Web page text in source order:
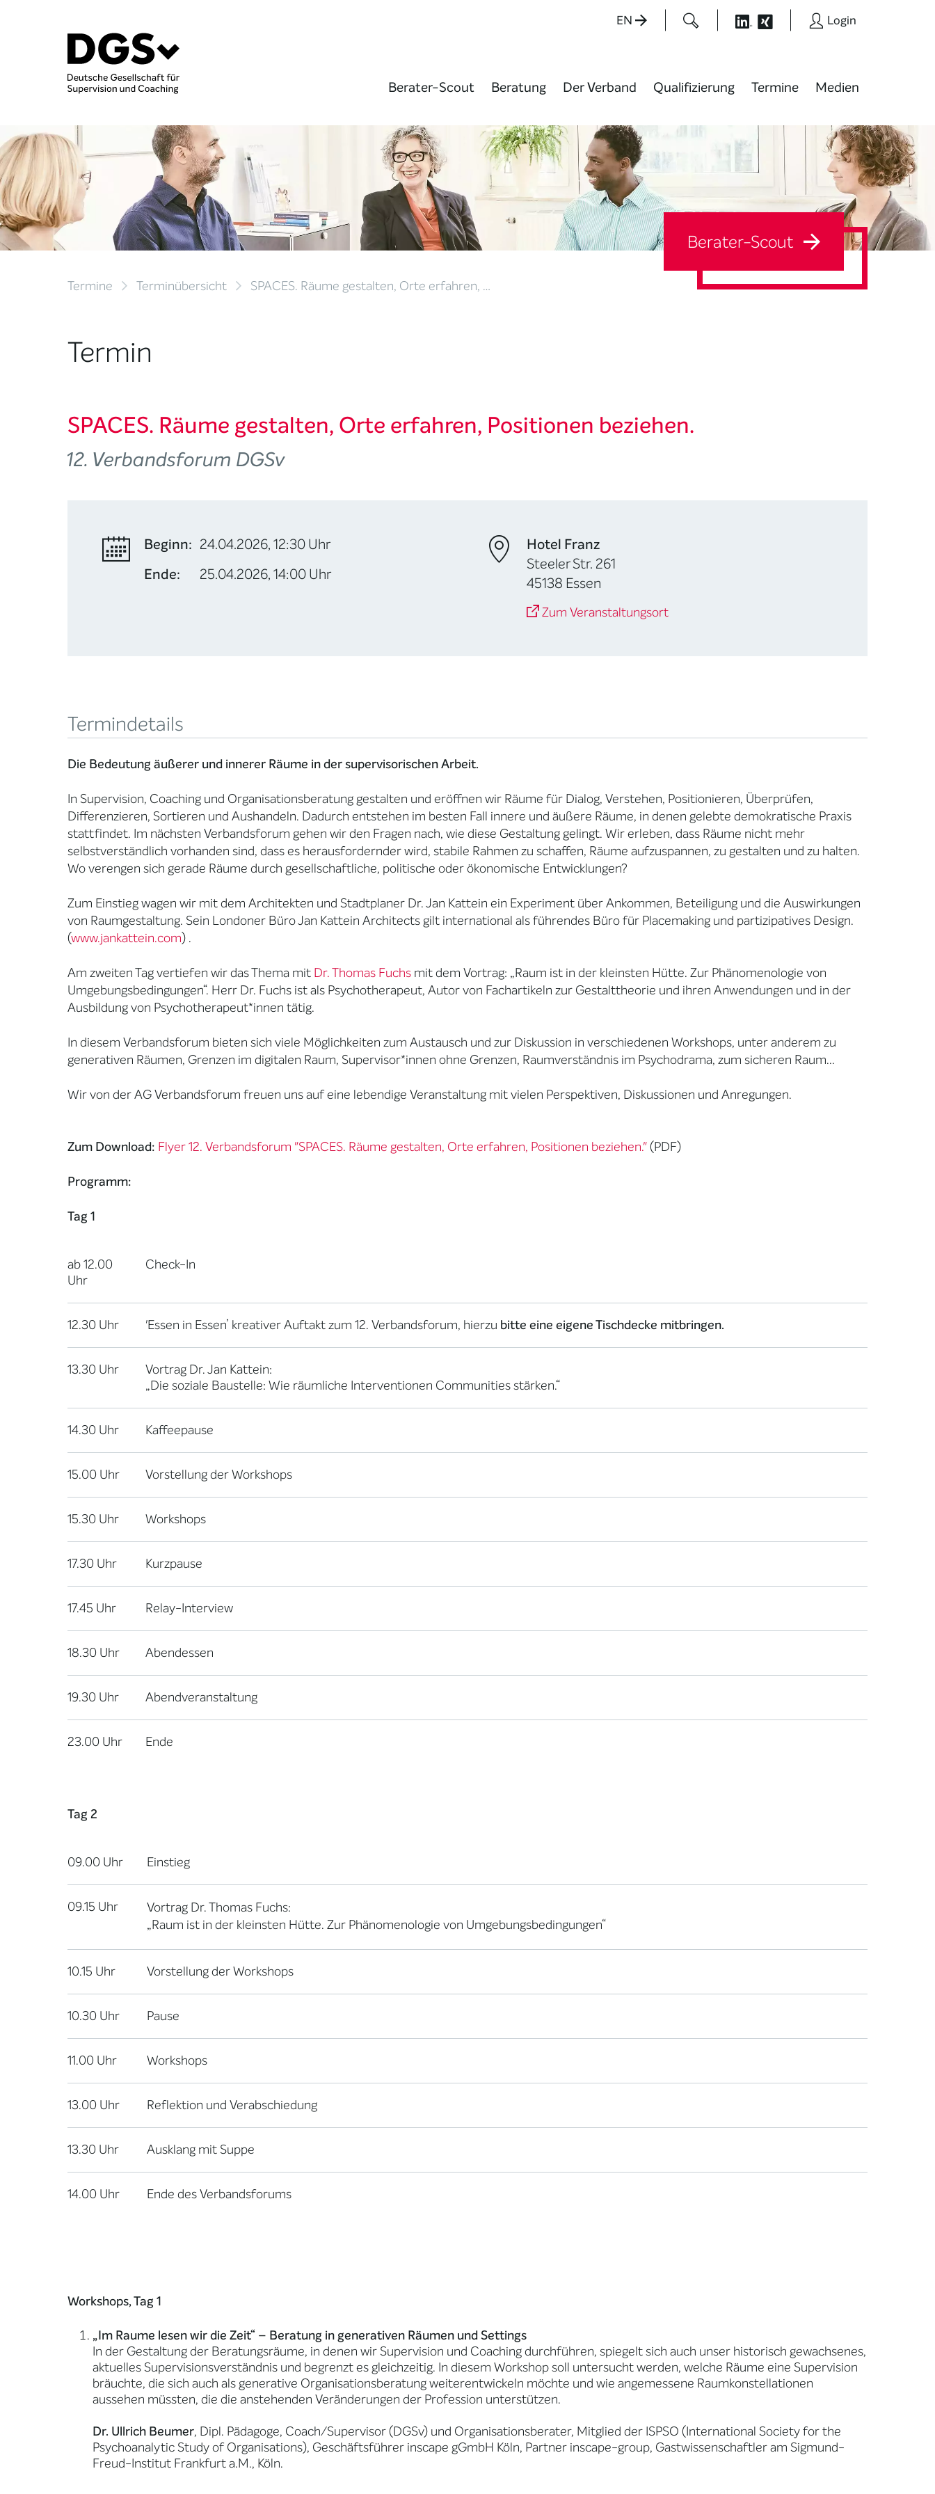
EN Login
Berater-Scout Beratung Der Verband Qualifizierung Termine Medien
Termine Terminübersicht SPACES. Räume gestalten, Orte erfahren, …
Berater-Scout
Termin
SPACES. Räume gestalten, Orte erfahren, Positionen beziehen.
12. Verbandsforum DGSv
Beginn: 24.04.2026, 12:30 Uhr
Ende:
25.04.2026, 14:00 Uhr
Hotel Franz
Steeler Str. 261
45138 Essen
Zum Veranstaltungsort
Termindetails
Die Bedeutung äußerer und innerer Räume in der supervisorischen Arbeit.
In Supervision, Coaching und Organisationsberatung gestalten und eröffnen wir Räume für Dialog, Verstehen, Positionieren, Überprüfen,
Differenzieren, Sortieren und Aushandeln. Dadurch entstehen im besten Fall innere und äußere Räume, in denen gelebte demokratische Praxis
stattfindet. Im nächsten Verbandsforum gehen wir den Fragen nach, wie diese Gestaltung gelingt. Wir erleben, dass Räume nicht mehr
selbstverständlich vorhanden sind, dass es herausfordernder wird, stabile Rahmen zu schaffen, Räume aufzuspannen, zu gestalten und zu halten.
Wo verengen sich gerade Räume durch gesellschaftliche, politische oder ökonomische Entwicklungen?
Zum Einstieg wagen wir mit dem Architekten und Stadtplaner Dr. Jan Kattein ein Experiment über Ankommen, Beteiligung und die Auswirkungen
von Raumgestaltung. Sein Londoner Büro Jan Kattein Architects gilt international als führendes Büro für Placemaking und partizipatives Design.
(www.jankattein.com) .
Am zweiten Tag vertiefen wir das Thema mit Dr. Thomas Fuchs mit dem Vortrag: „Raum ist in der kleinsten Hütte. Zur Phänomenologie von
Umgebungsbedingungen“. Herr Dr. Fuchs ist als Psychotherapeut, Autor von Fachartikeln zur Gestalttheorie und ihren Anwendungen und in der
Ausbildung von Psychotherapeut*innen tätig.
In diesem Verbandsforum bieten sich viele Möglichkeiten zum Austausch und zur Diskussion in verschiedenen Workshops, unter anderem zu
generativen Räumen, Grenzen im digitalen Raum, Supervisor*innen ohne Grenzen, Raumverständnis im Psychodrama, zum sicheren Raum...
Wir von der AG Verbandsforum freuen uns auf eine lebendige Veranstaltung mit vielen Perspektiven, Diskussionen und Anregungen.
Zum Download: Flyer 12. Verbandsforum "SPACES. Räume gestalten, Orte erfahren, Positionen beziehen."(PDF)
Programm:
Tag 1
ab 12.00
Uhr
Check-In
12.30 Uhr 'Essen in Essen’ kreativer Auftakt zum 12. Verbandsforum, hierzu bitte eine eigene Tischdecke mitbringen.
13.30 Uhr
Vortrag Dr. Jan Kattein:
„Die soziale Baustelle: Wie räumliche Interventionen Communities stärken.“
14.30 Uhr Kaffeepause
15.00 Uhr Vorstellung der Workshops
15.30 Uhr Workshops
17.30 Uhr Kurzpause
17.45 Uhr Relay-Interview
18.30 Uhr Abendessen
19.30 Uhr Abendveranstaltung
23.00 Uhr Ende
Tag 2
09.00 Uhr Einstieg
09.15 Uhr
Vortrag Dr. Thomas Fuchs:
„Raum ist in der kleinsten Hütte. Zur Phänomenologie von Umgebungsbedingungen“
10.15 Uhr Vorstellung der Workshops
10.30 Uhr Pause
11.00 Uhr Workshops
13.00 Uhr Reflektion und Verabschiedung
13.30 Uhr Ausklang mit Suppe
14.00 Uhr Ende des Verbandsforums
Workshops, Tag 1
„Im Raume lesen wir die Zeit“ – Beratung in generativen Räumen und Settings
In der Gestaltung der Beratungsräume, in denen wir Supervision und Coaching durchführen, spiegelt sich auch unser historisch gewachsenes,
aktuelles Supervisionsverständnis und begrenzt es gleichzeitig. In diesem Workshop soll untersucht werden, welche Räume eine Supervision
bräuchte, die sich auch als generative Organisationsberatung weiterentwickeln möchte und wie angemessene Raumkonstellationen
aussehen müssten, die die anstehenden Veränderungen der Profession unterstützen.
Dr. Ullrich Beumer, Dipl. Pädagoge, Coach/Supervisor (DGSv) und Organisationsberater, Mitglied der ISPSO (International Society for the
Psychoanalytic Study of Organisations), Geschäftsführer inscape gGmbH Köln, Partner inscape-group, Gastwissenschaftler am Sigmund-
Freud-Institut Frankfurt a.M., Köln.